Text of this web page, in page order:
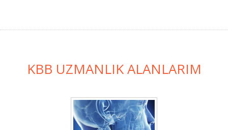
KBB UZMANLIK ALANLARIM